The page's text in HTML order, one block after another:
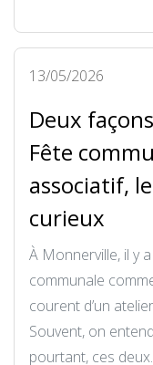
13/05/2026
Deux
Fête
associatif,
curieux
À Monnerville, il y
communale
courent d’un
Souvent, on
pourtant, ces